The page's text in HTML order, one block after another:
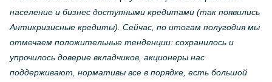
население и бизнес доступными кредитами (так появились
Антикризисные кредиты). Сейчас, по итогам полугодия мы
отмечаем положительные тенденции: сохранилось и
упрочилось доверие вкладчиков, акционеры нас
поддерживают, нормативы все в порядке, есть большой